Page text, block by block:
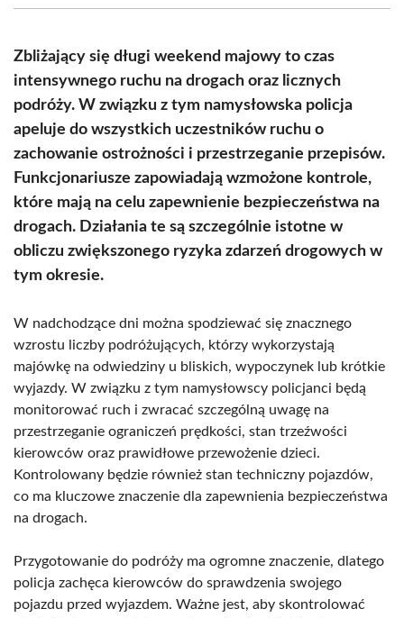
(Twitter)
Zbliżający się długi weekend majowy to czas
intensywnego ruchu na drogach oraz licznych
podróży. W związku z tym namysłowska policja
apeluje do wszystkich uczestników ruchu o
zachowanie ostrożności i przestrzeganie przepisów.
Funkcjonariusze zapowiadają wzmożone kontrole,
które mają na celu zapewnienie bezpieczeństwa na
drogach. Działania te są szczególnie istotne w
obliczu zwiększonego ryzyka zdarzeń drogowych w
tym okresie.
W nadchodzące dni można spodziewać się znacznego
wzrostu liczby podróżujących, którzy wykorzystają
majówkę na odwiedziny u bliskich, wypoczynek lub krótkie
wyjazdy. W związku z tym namysłowscy policjanci będą
monitorować ruch i zwracać szczególną uwagę na
przestrzeganie ograniczeń prędkości, stan trzeźwości
kierowców oraz prawidłowe przewożenie dzieci.
Kontrolowany będzie również stan techniczny pojazdów,
co ma kluczowe znaczenie dla zapewnienia bezpieczeństwa
na drogach.
Przygotowanie do podróży ma ogromne znaczenie, dlatego
policja zachęca kierowców do sprawdzenia swojego
pojazdu przed wyjazdem. Ważne jest, aby skontrolować